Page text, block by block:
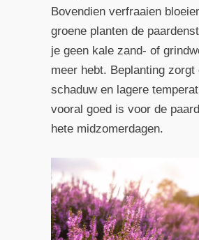
Bovendien verfraaien
groene planten de
je geen kale zand- of
meer hebt. Beplanting zorgt
schaduw en lagere
vooral goed is voor de
hete midzomerdagen.